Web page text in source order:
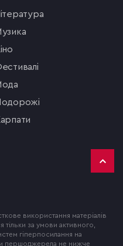
література
музика
кіно
фестивалі
мода
подорожі
Карпати
використання матеріалів
за умови активного,
гіперпосилання на
першоджерела не нижче